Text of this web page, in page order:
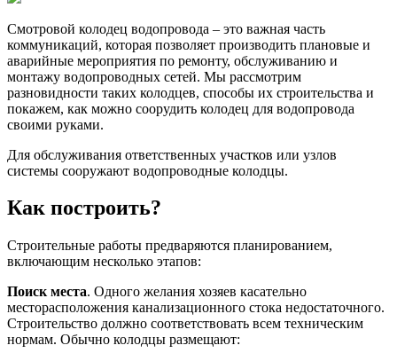
Смотровой колодец водопровода – это важная часть
коммуникаций, которая позволяет производить плановые и
аварийные мероприятия по ремонту, обслуживанию и
монтажу водопроводных сетей. Мы рассмотрим
разновидности таких колодцев, способы их строительства и
покажем, как можно соорудить колодец для водопровода
своими руками.
Для обслуживания ответственных участков или узлов
системы сооружают водопроводные колодцы.
Как построить?
Строительные работы предваряются планированием,
включающим несколько этапов:
Поиск места. Одного желания хозяев касательно
месторасположения канализационного стока недостаточного.
Строительство должно соответствовать всем техническим
нормам. Обычно колодцы размещают: